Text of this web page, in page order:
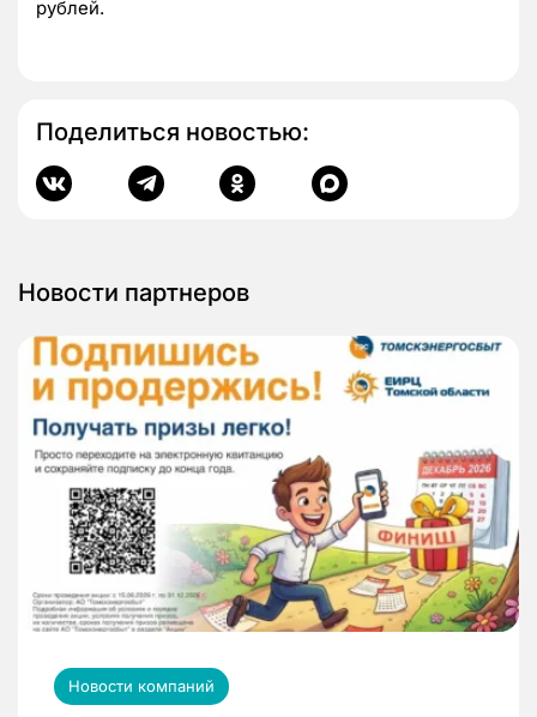
рублей.
Поделиться новостью:
Новости партнеров
Новости компаний